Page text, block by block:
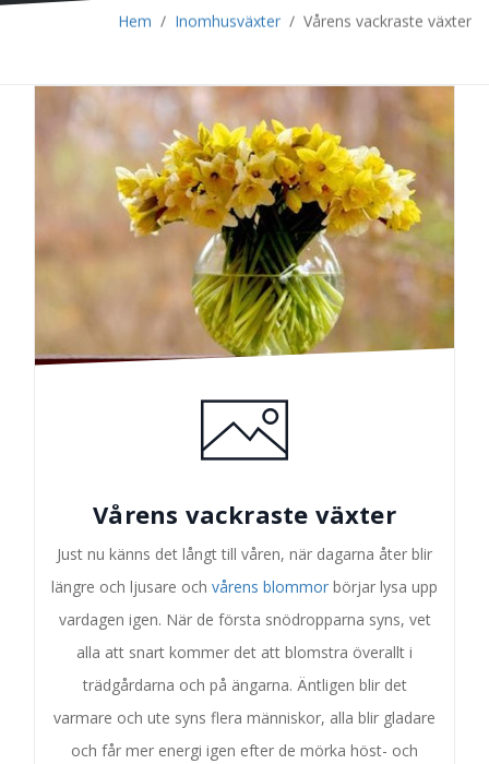
Hem / Inomhusväxter / Vårens vackraste växter
Vårens vackraste växter
Just nu känns det långt till våren, när dagarna åter blir
längre och ljusare och vårens blommor börjar lysa upp
vardagen igen. När de första snödropparna syns, vet
alla att snart kommer det att blomstra överallt i
trädgårdarna och på ängarna. Äntligen blir det
varmare och ute syns flera människor, alla blir gladare
och får mer energi igen efter de mörka höst- och